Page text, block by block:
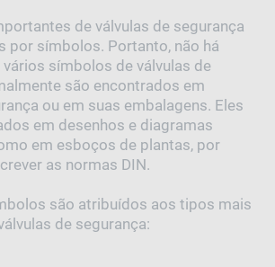
de válvulas de segurança
por símbolos. Portanto, não há
vários símbolos de válvulas de
são encontrados em
ou em suas embalagens. Eles
em desenhos e diagramas
em esboços de plantas, por
as normas DIN.
são atribuídos aos tipos mais
de segurança: